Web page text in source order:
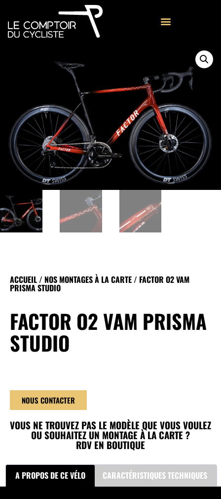
ACCUEIL / NOS MONTAGES À LA CARTE / FACTOR O2 VAM
PRISMA STUDIO
FACTOR O2 VAM PRISMA
STUDIO
NOUS CONTACTER
VOUS NE TROUVEZ PAS LE MODÈLE QUE VOUS VOULEZ
OU SOUHAITEZ UN MONTAGE À LA CARTE ?
RDV EN BOUTIQUE
A PROPOS DE CE VÉLO CARACTÉRISTIQUES TECHNIQUES